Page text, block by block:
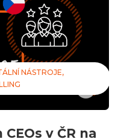
NÁSTROJE
v ČR na